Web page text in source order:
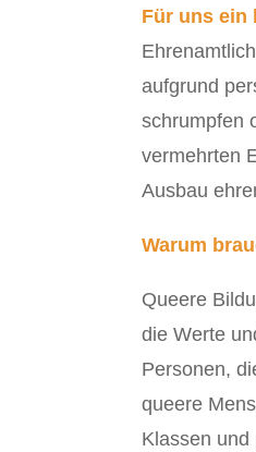
Für uns ein
aufgrund
schrumpfen
vermehrten
Ausbau
Warum
Queere
die Werte
Personen,
queere
Klassen